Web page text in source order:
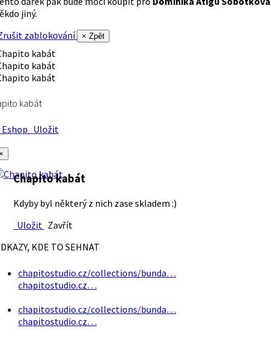
jiný.
zablokování
× Zpět
kabát
Uložit
Chapito kabát
Kdyby byl některý z nich zase skladem :)
Uložit Zavřít
KDE TO SEHNAT
chapitostudio.cz/collections/bunda…
chapitostudio.cz…
chapitostudio.cz/collections/bunda…
chapitostudio.cz…